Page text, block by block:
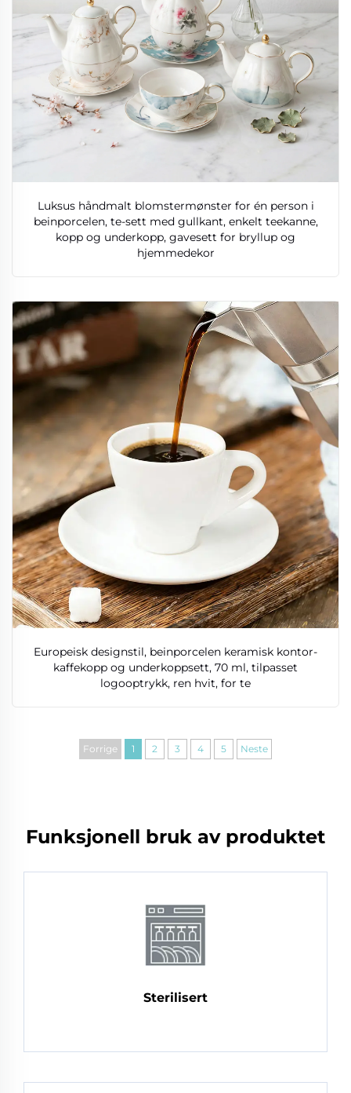
Luksus håndmalt blomstermønster for én person i
beinporcelen, te-sett med gullkant, enkelt teekanne,
kopp og underkopp, gavesett for bryllup og
hjemmedekor
Europeisk designstil, beinporcelen keramisk kontor-
kaffekopp og underkoppsett, 70 ml, tilpasset
logooptrykk, ren hvit, for te
Forrige 1 2 3 4 5 Neste
Funksjonell bruk av produktet
Sterilisert